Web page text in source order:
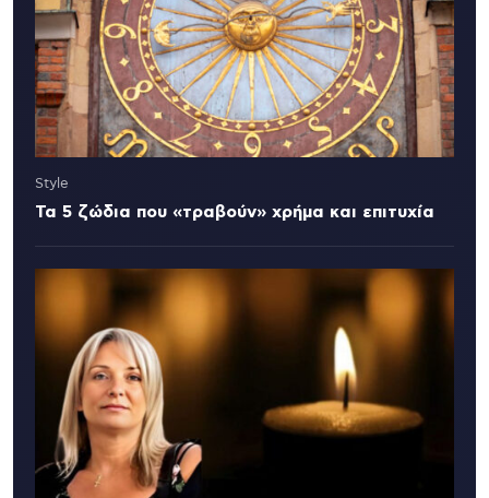
Style
Τα 5 ζώδια που «τραβούν» χρήμα και επιτυχία